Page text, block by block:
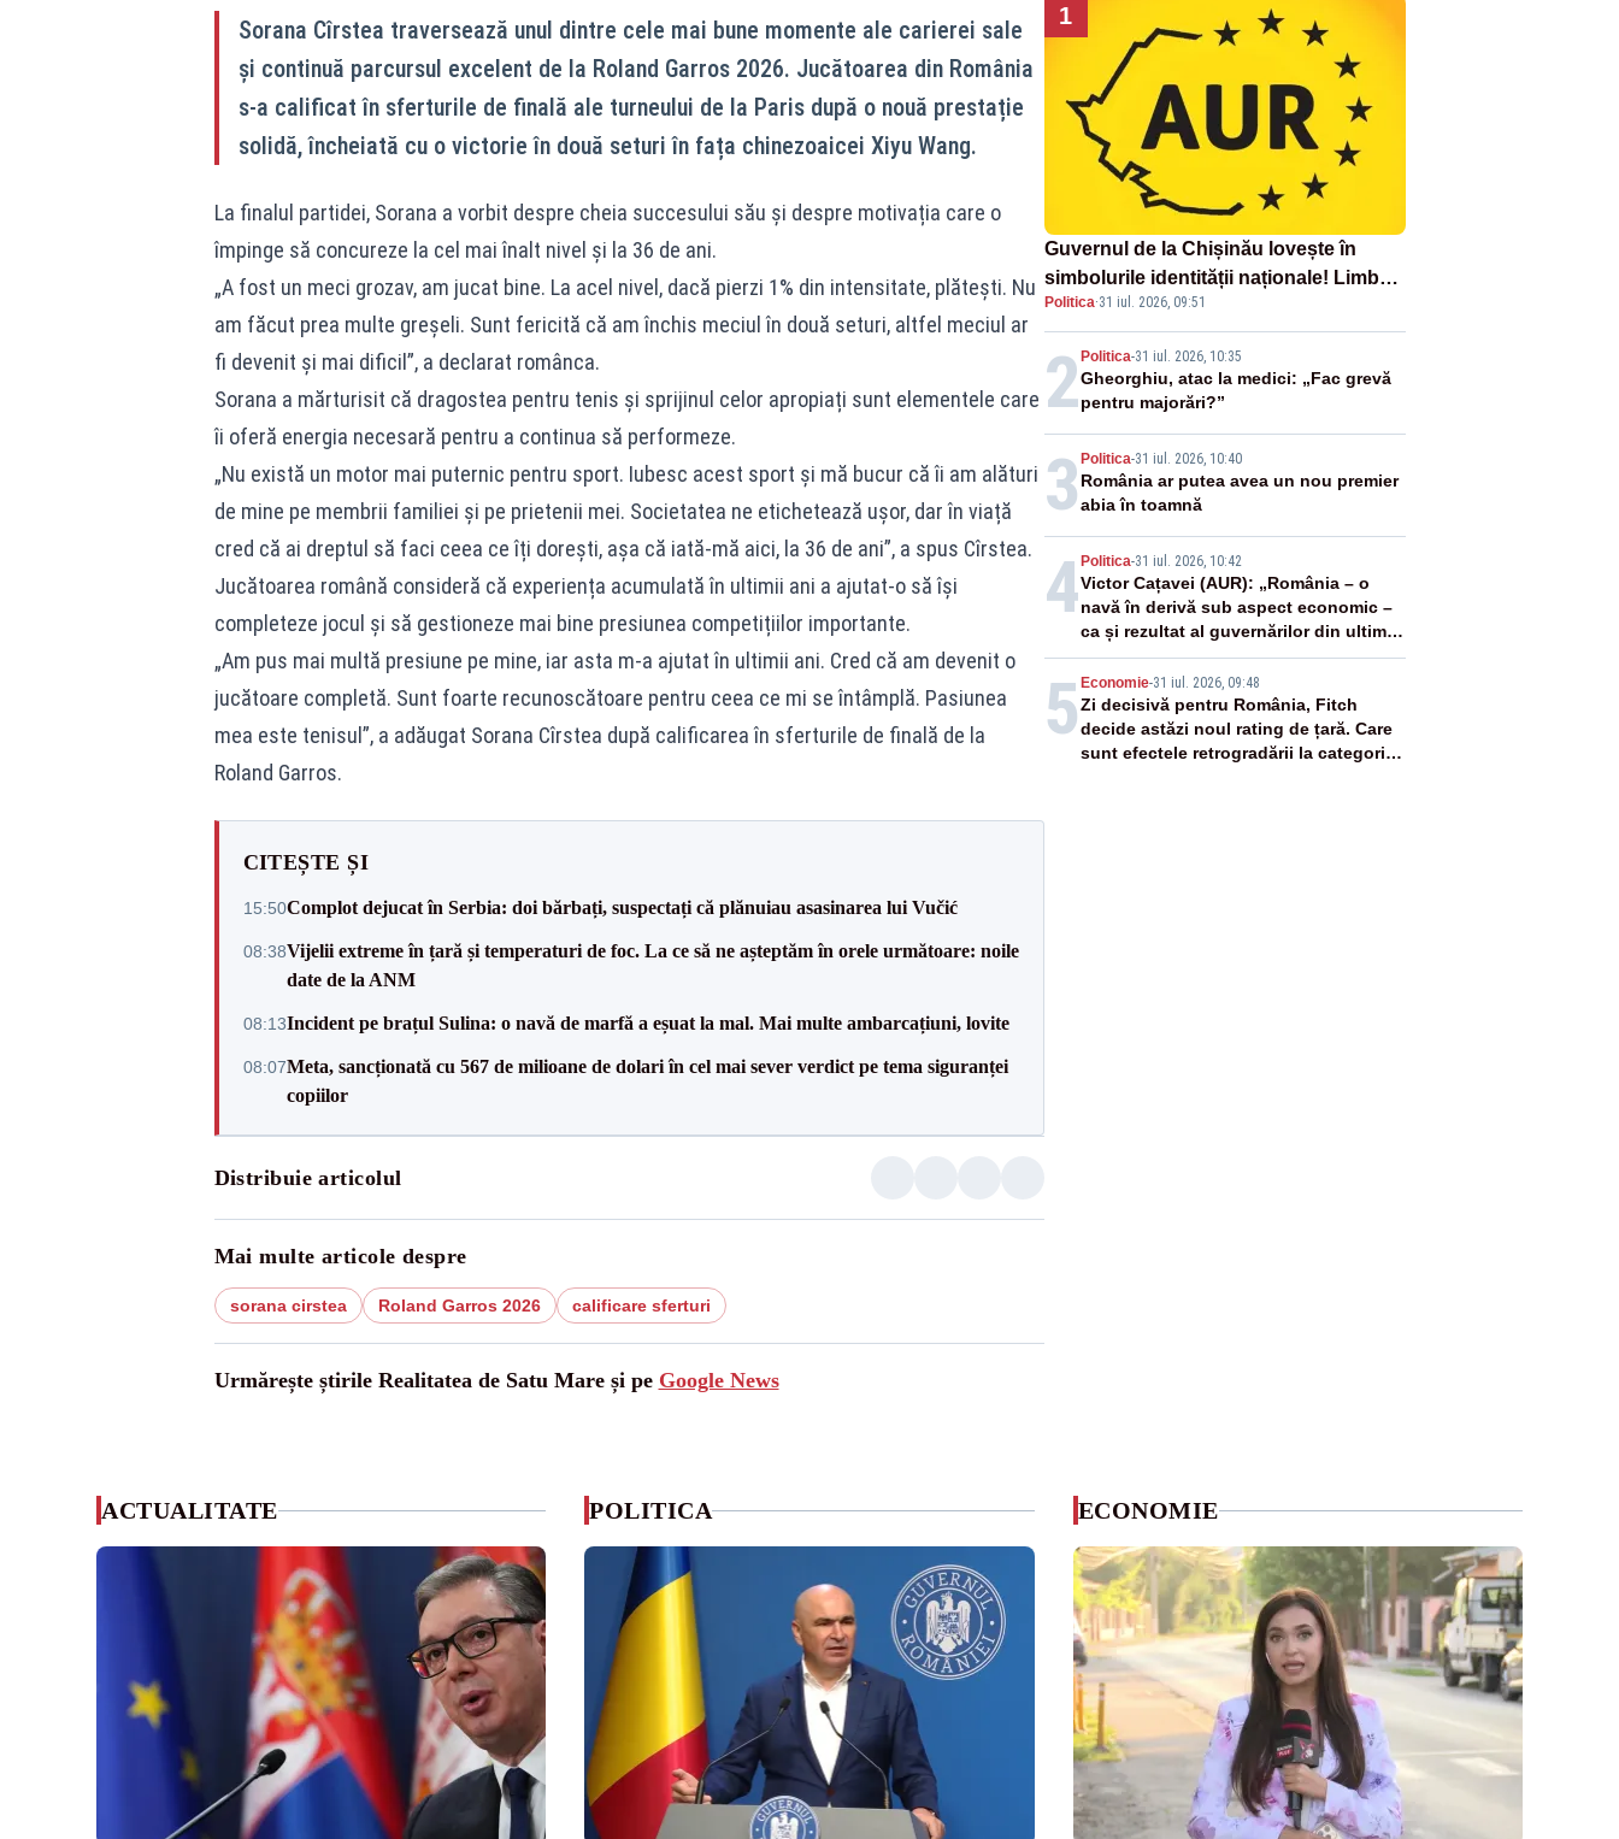
Sorana Cîrstea traversează unul dintre cele mai bune momente ale carierei sale
și continuă parcursul excelent de la Roland Garros 2026. Jucătoarea din România
s-a calificat în sferturile de finală ale turneului de la Paris după o nouă prestație
solidă, încheiată cu o victorie în două seturi în fața chinezoaicei Xiyu Wang.
La finalul partidei, Sorana a vorbit despre cheia succesului său și despre motivația care o
împinge să concureze la cel mai înalt nivel și la 36 de ani.
„A fost un meci grozav, am jucat bine. La acel nivel, dacă pierzi 1% din intensitate, plătești. Nu
am făcut prea multe greșeli. Sunt fericită că am închis meciul în două seturi, altfel meciul ar
fi devenit și mai dificil”, a declarat românca.
Sorana a mărturisit că dragostea pentru tenis și sprijinul celor apropiați sunt elementele care
îi oferă energia necesară pentru a continua să performeze.
„Nu există un motor mai puternic pentru sport. Iubesc acest sport și mă bucur că îi am alături
de mine pe membrii familiei și pe prietenii mei. Societatea ne etichetează ușor, dar în viață
cred că ai dreptul să faci ceea ce îți dorești, așa că iată-mă aici, la 36 de ani”, a spus Cîrstea.
Jucătoarea română consideră că experiența acumulată în ultimii ani a ajutat-o să își
completeze jocul și să gestioneze mai bine presiunea competițiilor importante.
„Am pus mai multă presiune pe mine, iar asta m-a ajutat în ultimii ani. Cred că am devenit o
jucătoare completă. Sunt foarte recunoscătoare pentru ceea ce mi se întâmplă. Pasiunea
mea este tenisul”, a adăugat Sorana Cîrstea după calificarea în sferturile de finală de la
Roland Garros.
CITEȘTE ȘI
15:50Complot dejucat în Serbia: doi bărbați, suspectați că plănuiau asasinarea lui Vučić
08:38Vijelii extreme în țară și temperaturi de foc. La ce să ne așteptăm în orele următoare: noile
date de la ANM
08:13Incident pe brațul Sulina: o navă de marfă a eșuat la mal. Mai multe ambarcațiuni, lovite
08:07Meta, sancționată cu 567 de milioane de dolari în cel mai sever verdict pe tema siguranței
copiilor
Distribuie articolul
Mai multe articole despre
sorana cirstea Roland Garros 2026 calificare sferturi
Urmărește știrile Realitatea de Satu Mare și pe Google News
1
Guvernul de la Chișinău lovește în
simbolurile identității naționale! Limba
română nu se economisește! Limba
română se sărbătorește!
Politica·31 iul. 2026, 09:51
2 Politica-31 iul. 2026, 10:35
Gheorghiu, atac la medici: „Fac grevă
pentru majorări?”
3 Politica-31 iul. 2026, 10:40
România ar putea avea un nou premier
abia în toamnă
4 Politica-31 iul. 2026, 10:42
Victor Cațavei (AUR): „România – o
navă în derivă sub aspect economic –
ca și rezultat al guvernărilor din ultimii
36 de ani”
5 Economie-31 iul. 2026, 09:48
Zi decisivă pentru România, Fitch
decide astăzi noul rating de țară. Care
sunt efectele retrogradării la categoria
ACTUALITATE POLITICA ECONOMIE